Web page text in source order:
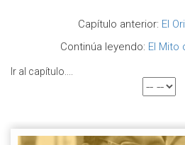
Capítulo anterior: El
Continúa leyendo: El Mito
Ir al capítulo....